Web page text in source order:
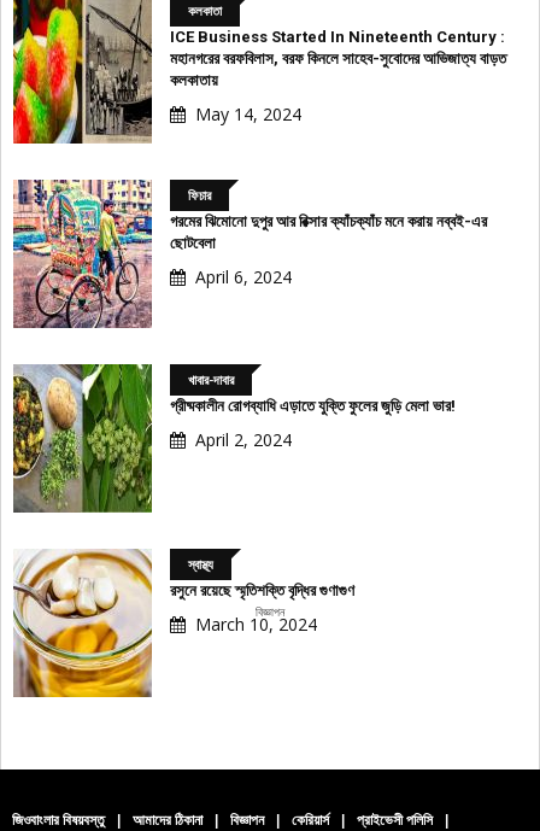
কলকাতা
ICE Business Started In Nineteenth Century :
মহানগরের বরফবিলাস, বরফ কিনলে সাহেব-সুবোদের আভিজাত্য বাড়ত
কলকাতায়
May 14, 2024
ফিচার
গরমের ঝিমোনো দুপুর আর রিক্সার ক্যাঁচক্যাঁচ মনে করায় নব্বই-এর
ছোটবেলা
April 6, 2024
খাবার-দাবার
গ্রীষ্মকালীন রোগব্যাধি এড়াতে যুক্তি ফুলের জুড়ি মেলা ভার!
April 2, 2024
স্বাস্থ্য
রসুনে রয়েছে স্মৃতিশক্তি বৃদ্ধির গুণাগুণ
March 10, 2024
জিওবাংলার বিষয়বস্তু আমাদের ঠিকানা বিজ্ঞাপন কেরিয়ার্স প্রাইভেসী পলিসি
বিজ্ঞাপন